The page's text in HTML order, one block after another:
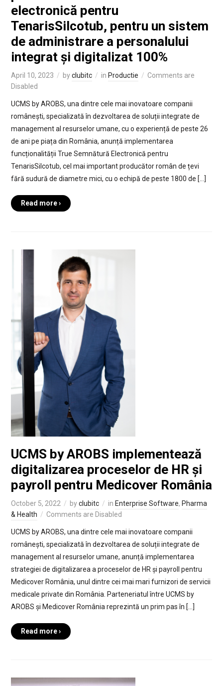
electronică pentru
TenarisSilcotub, pentru un sistem
de administrare a personalului
integrat și digitalizat 100%
April 10, 2023 byclubitc in Productie
Comments are
Disabled
UCMS by AROBS, una dintre cele mai inovatoare companii
românești, specializată în dezvoltarea de soluții integrate de
management al resurselor umane, cu o experiență de peste 26
de ani pe piața din România, anunță implementarea
funcționalității True Semnătură Electronică pentru
TenarisSilcotub, cel mai important producător român de țevi
fără sudură de diametre mici, cu o echipă de peste 1800 de […]
Read more ›
UCMS by AROBS implementează
digitalizarea proceselor de HR și
payroll pentru Medicover România
October 5, 2022 byclubitc in Enterprise Software, Pharma
& Health
Comments are Disabled
UCMS by AROBS, una dintre cele mai inovatoare companii
românești, specializată în dezvoltarea de soluții integrate de
management al resurselor umane, anunță implementarea
strategiei de digitalizarea a proceselor de HR și payroll pentru
Medicover România, unul dintre cei mai mari furnizori de servicii
medicale private din România. Parteneriatul între UCMS by
AROBS și Medicover România reprezintă un prim pas în […]
Read more ›